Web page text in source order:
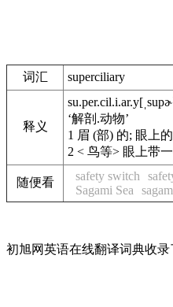
词汇 superciliary
释义
su.per.cil.i.ar.y
‘解剖.动物’
1 眉 (部) 的; 眼上的
2 < 鸟等> 眼上带
随便看 safety switch
Sagami Sea
初旭网英语在线翻译词典收